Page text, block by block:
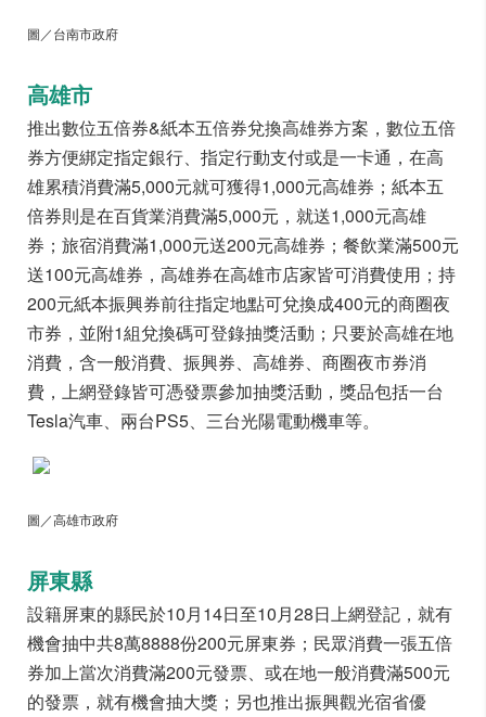
圖／台南市政府
高雄市
推出數位五倍券&紙本五倍券兌換高雄券方案，數位五倍
券方便綁定指定銀行、指定行動支付或是一卡通，在高
雄累積消費滿5,000元就可獲得1,000元高雄券；紙本五
倍券則是在百貨業消費滿5,000元，就送1,000元高雄
券；旅宿消費滿1,000元送200元高雄券；餐飲業滿500元
送100元高雄券，高雄券在高雄市店家皆可消費使用；持
200元紙本振興券前往指定地點可兌換成400元的商圈夜
市券，並附1組兌換碼可登錄抽獎活動；只要於高雄在地
消費，含一般消費、振興券、高雄券、商圈夜市券消
費，上網登錄皆可憑發票參加抽獎活動，獎品包括一台
Tesla汽車、兩台PS5、三台光陽電動機車等。
圖／高雄市政府
屏東縣
設籍屏東的縣民於10月14日至10月28日上網登記，就有
機會抽中共8萬8888份200元屏東券；民眾消費一張五倍
券加上當次消費滿200元發票、或在地一般消費滿500元
的發票，就有機會抽大獎；另也推出振興觀光宿省優